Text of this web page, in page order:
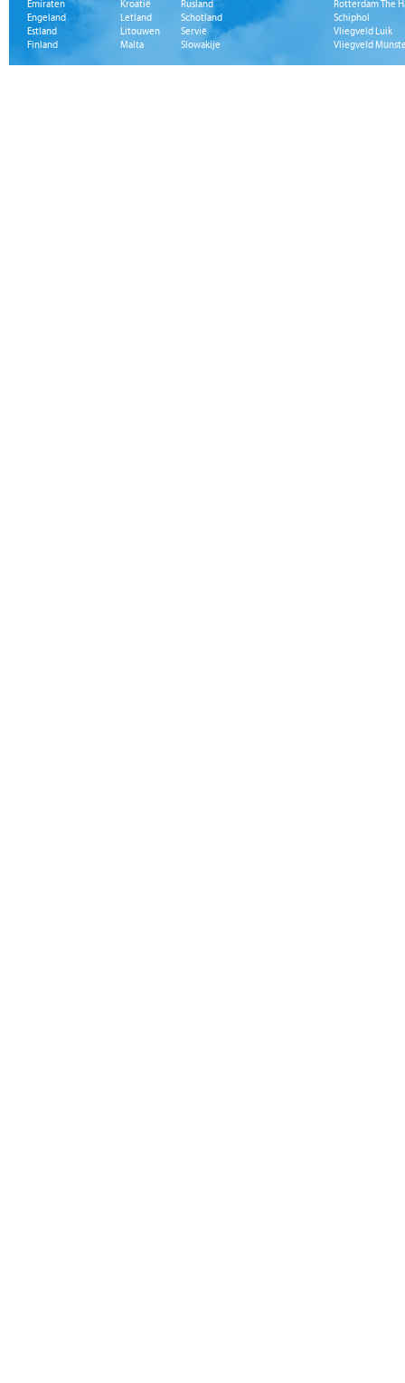
Emiraten
Engeland
Estland
Finland
Kroatië
Letland
Litouwen
Malta
Rusland
Schotland
Servië
Slowakije
Rotterdam The
Schiphol
Vliegveld Luik
Vliegveld